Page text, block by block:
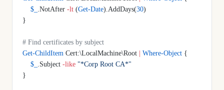
    $_
.NotAfter -lt (Get-Date).AddDays(30)
}
# Find certificates by subject
Get-ChildItem Cert:\LocalMachine\Root Where-Object {
    $_
.Subject -like "*Corp Root CA*"
}